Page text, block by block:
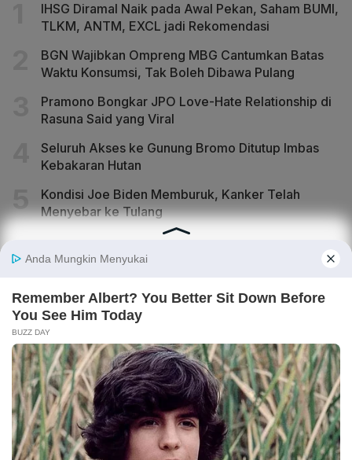
IHSG Diramal Naik pada Awal Pekan, Saham BUMI,
TLKM, ANTM, EXCL jadi Rekomendasi
BGN Wajibkan Ompreng MBG Cantumkan Batas
Waktu Konsumsi, Tak Boleh Dibawa Pulang
Pramono Bongkar JPO Love-Hate Relationship di
Rasuna Said yang Viral
Seluruh Akses ke Gunung Bromo Ditutup Imbas
Kebakaran Hutan
Kondisi Joe Biden Memburuk, Kanker Telah
Menyebar ke Tulang